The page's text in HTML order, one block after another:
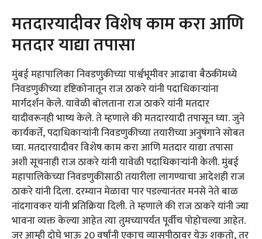
मतदारयादीवर विशेष काम करा आणि
मतदार याद्या तपासा
मुंबई महापालिका निवडणुकीच्या पार्श्वभूमीवर आढावा बैठकीमध्ये
निवडणुकीच्या दृष्टिकोनातून राज ठाकरे यांनी पदाधिकाऱ्यांना
मार्गदर्शन केले. यावेळी बोलताना राज ठाकरे यांनी मतदार
यादीवरूनही भाष्य केले. ते म्हणाले की मतदारयादी तपासून घ्या. जुने
कार्यकर्ते, पदाधिकाऱ्यांनी निवडणुकीच्या तयारीच्या अनुषंगाने सोबत
घ्या. मतदारयादीवर विशेष काम करा आणि मतदार याद्या तपासा
अशी सूचनाही राज ठाकरे यांनी यावेळी पदाधिकाऱ्यांनी केली. मुंबई
महापालिकेच्या निवडणुकीसाठी तयारीला लागण्याचा आदेशही राज
ठाकरे यांनी दिला. दरम्यान मेळावा पार पडल्यानंतर मनसे नेते बाळ
नांदगावकर यांनी प्रतिक्रिया दिली. ते म्हणाले की राज ठाकरे यांनी ज्या
भावना व्यक्त केल्या आहेत त्या तुमच्यापर्यंत पूर्वीच पोहोचल्या आहेत.
जर आम्ही दोघे भाऊ 20 वर्षांनी एकाच व्यासपीठावर येऊ शकतो, तर